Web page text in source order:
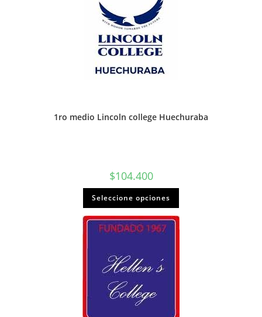
1ro medio Lincoln college Huechuraba
$104.400
Seleccione opciones